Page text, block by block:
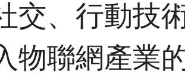
交、行動技
物聯網產業